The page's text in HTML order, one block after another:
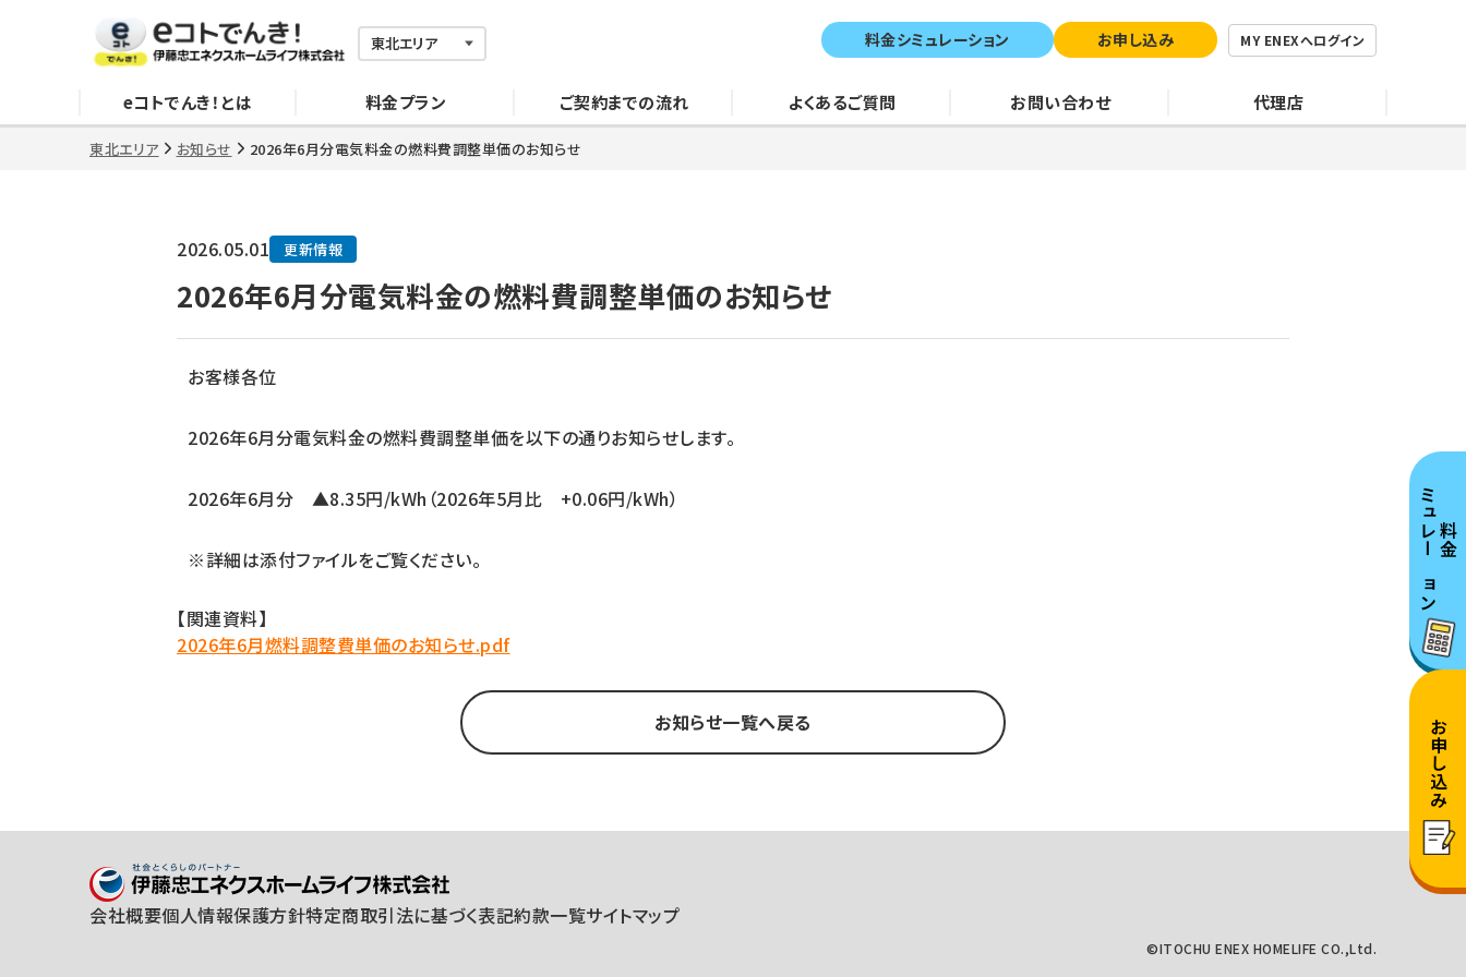
料金
シミュレーション
お申し込み
料金シミュレーション お申し込み MY ENEXへログイン
eコトでんき！とは 料金プラン ご契約までの流れ よくあるご質問 お問い合わせ 代理店
東北エリア> お知らせ> 2026年6月分電気料金の燃料費調整単価のお知らせ
2026.05.01 更新情報
2026年6月分電気料金の燃料費調整単価のお知らせ
お客様各位
2026年6月分電気料金の燃料費調整単価を以下の通りお知らせします。
2026年6月分 ▲8.35円/kWh（2026年5月比 +0.06円/kWh）
※詳細は添付ファイルをご覧ください。
【関連資料】
2026年6月燃料調整費単価のお知らせ.pdf
お知らせ一覧へ戻る
会社概要個人情報保護方針特定商取引法に基づく表記約款一覧サイトマップ
©ITOCHU ENEX HOMELIFE CO.,Ltd.